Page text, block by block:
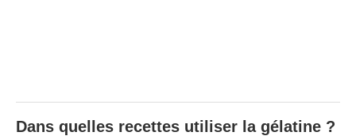
Dans quelles recettes utiliser la gélatine ?